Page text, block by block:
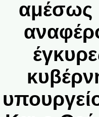
αμέσως